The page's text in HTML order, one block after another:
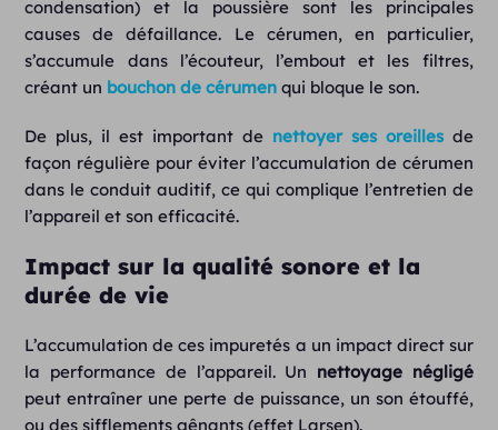
condensation) et la poussière sont les principales
causes de défaillance. Le cérumen, en particulier,
s’accumule dans l’écouteur, l’embout et les filtres,
créant un bouchon de cérumen qui bloque le son.
De plus, il est important de nettoyer ses oreillesde
façon régulière pour éviter l’accumulation de cérumen
dans le conduit auditif, ce qui complique l’entretien de
l’appareil et son efficacité.
Impact sur la qualité sonore et la
durée de vie
L’accumulation de ces impuretés a un impact direct sur
la performance de l’appareil. Un nettoyage négligé
peut entraîner une perte de puissance, un son étouffé,
ou des sifflements gênants (effet Larsen).